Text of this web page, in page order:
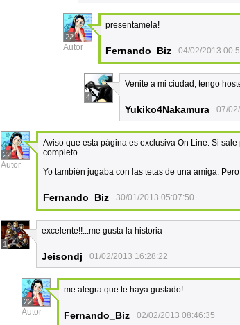
22
Autor
presentamela!
Fernando_Biz 04/02/2013
4
Venite a mi ciudad, tengo
Yukiko4Nakamura 07/
22
Autor
Aviso que esta página es exclusiva On Line. Si
completo.
Yo también jugaba con las tetas de una amiga.
Fernando_Biz 30/01/2013 05:07:50
1
excelente!!...me gusta la historia
Jeisondj 01/02/2013 16:28:22
22
Autor
me alegra que te haya gustado!
Fernando_Biz 02/02/2013 08:46:35